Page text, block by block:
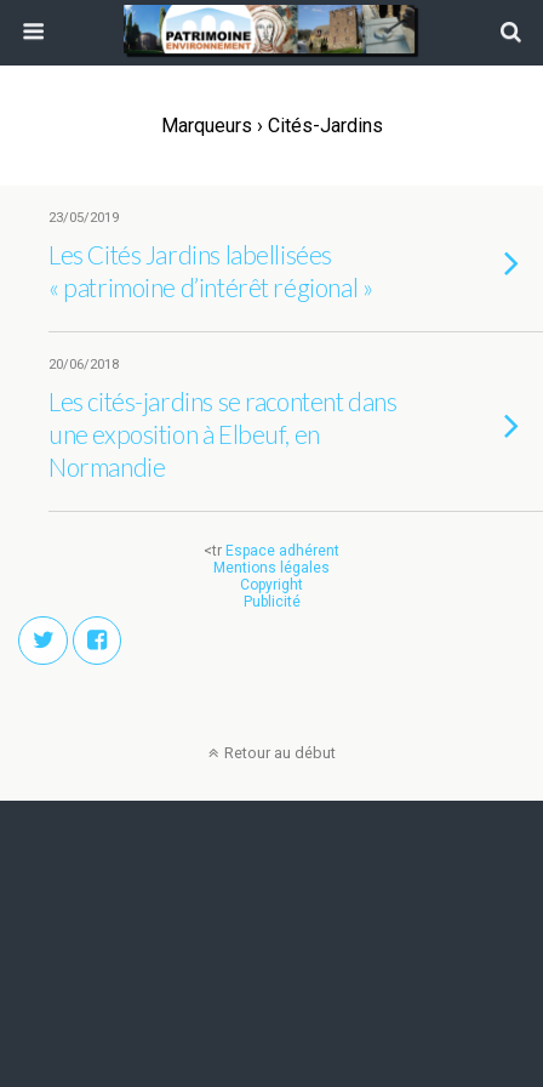
Marqueurs › Cités-Jardins
23/05/2019
Les Cités Jardins labellisées
« patrimoine d’intérêt régional »
20/06/2018
Les cités-jardins se racontent dans
une exposition à Elbeuf, en
Normandie
<tr Espace adhérent
Mentions légales
Copyright
Publicité
Retour au début